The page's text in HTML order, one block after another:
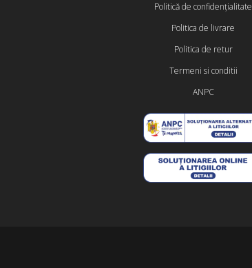
Politică de confidențialitate
Politica de livrare
Politica de retur
Termeni si conditii
ANPC